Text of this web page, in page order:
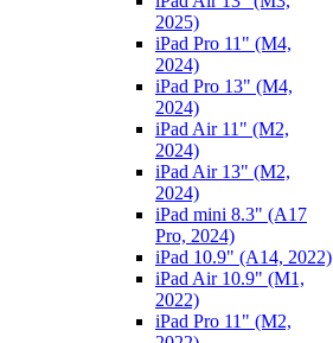
2025)
iPad Pro 11" (M4,
2024)
iPad Pro 13" (M4,
2024)
iPad Air 11" (M2,
2024)
iPad Air 13" (M2,
2024)
iPad mini 8.3" (A17
Pro, 2024)
iPad 10.9" (A14, 2022)
iPad Air 10.9" (M1,
2022)
iPad Pro 11" (M2,